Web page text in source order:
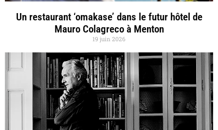
Un restaurant ‘omakase’ dans le futur hôtel de
Mauro Colagreco à Menton
19 juin 2026